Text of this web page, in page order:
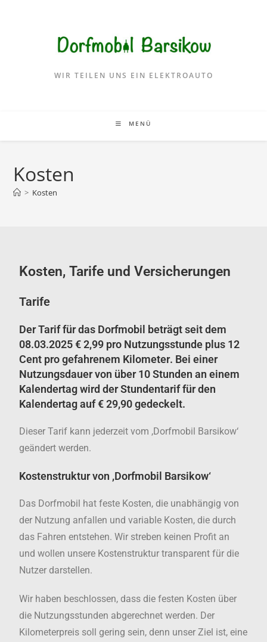
WIR TEILEN UNS EIN ELEKTROAUTO
MENÜ
Kosten
> Kosten
Kosten, Tarife und Versicherungen
Tarife
Der Tarif für das Dorfmobil beträgt seit dem
08.03.2025€ 2,99 pro Nutzungsstunde plus 12
Cent pro gefahrenem Kilometer. Bei einer
Nutzungsdauer von über 10 Stunden an einem
Kalendertag wird der Stundentarif für den
Kalendertag auf € 29,90 gedeckelt.
Dieser Tarif kann jederzeit vom ,Dorfmobil Barsikow‘
geändert werden.
Kostenstruktur von ,Dorfmobil Barsikow‘
Das Dorfmobil hat feste Kosten, die unabhängig von
der Nutzung anfallen und variable Kosten, die durch
das Fahren entstehen. Wir streben keinen Profit an
und wollen unsere Kostenstruktur transparent für die
Nutzer darstellen.
Wir haben beschlossen, dass die festen Kosten über
die Nutzungsstunden abgerechnet werden. Der
Kilometerpreis soll gering sein, denn unser Ziel ist, eine